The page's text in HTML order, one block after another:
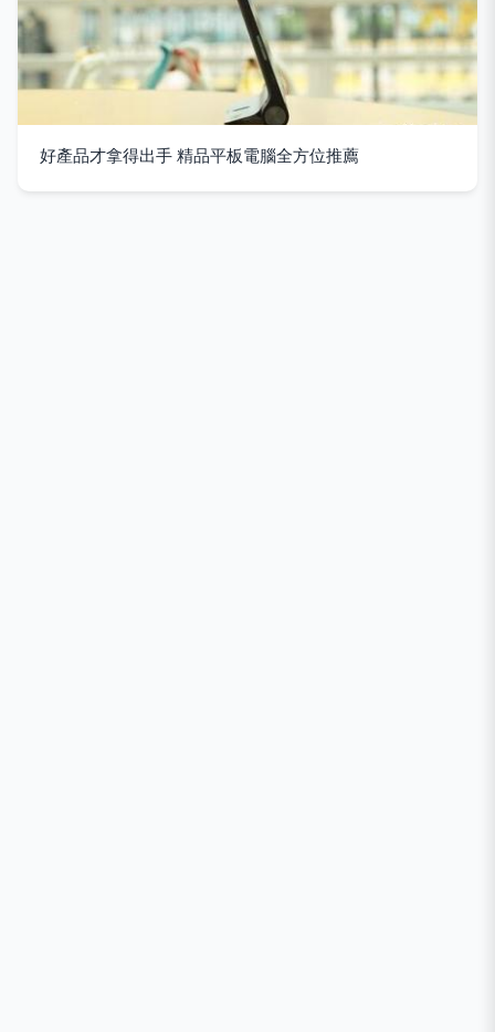
好產品才拿得出手 精品平板電腦全方位推薦